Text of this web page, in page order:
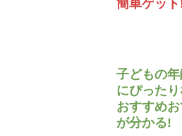
簡単ゲッ
子どもの
にぴった
おすすめ
が分かる!